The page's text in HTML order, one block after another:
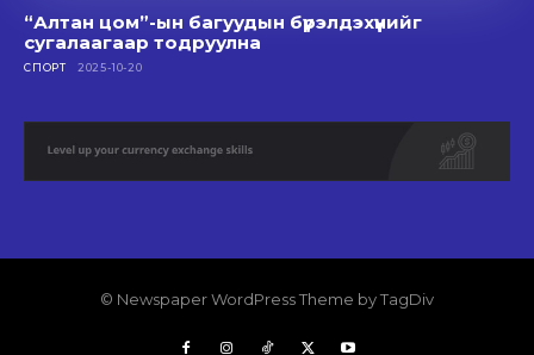
“Алтан цом”-ын багуудын бүрэлдэхүүнийг
сугалаагаар тодруулна
СПОРТ 2025-10-20
© Newspaper WordPress Theme by TagDiv